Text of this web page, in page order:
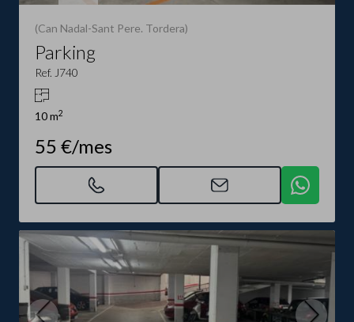
(Can Nadal-Sant Pere. Tordera)
Parking
Ref. J740
10 m2
55 €/mes